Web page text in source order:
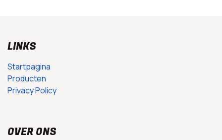
LINKS
Startpagina
Producten
Privacy Policy
OVER ONS